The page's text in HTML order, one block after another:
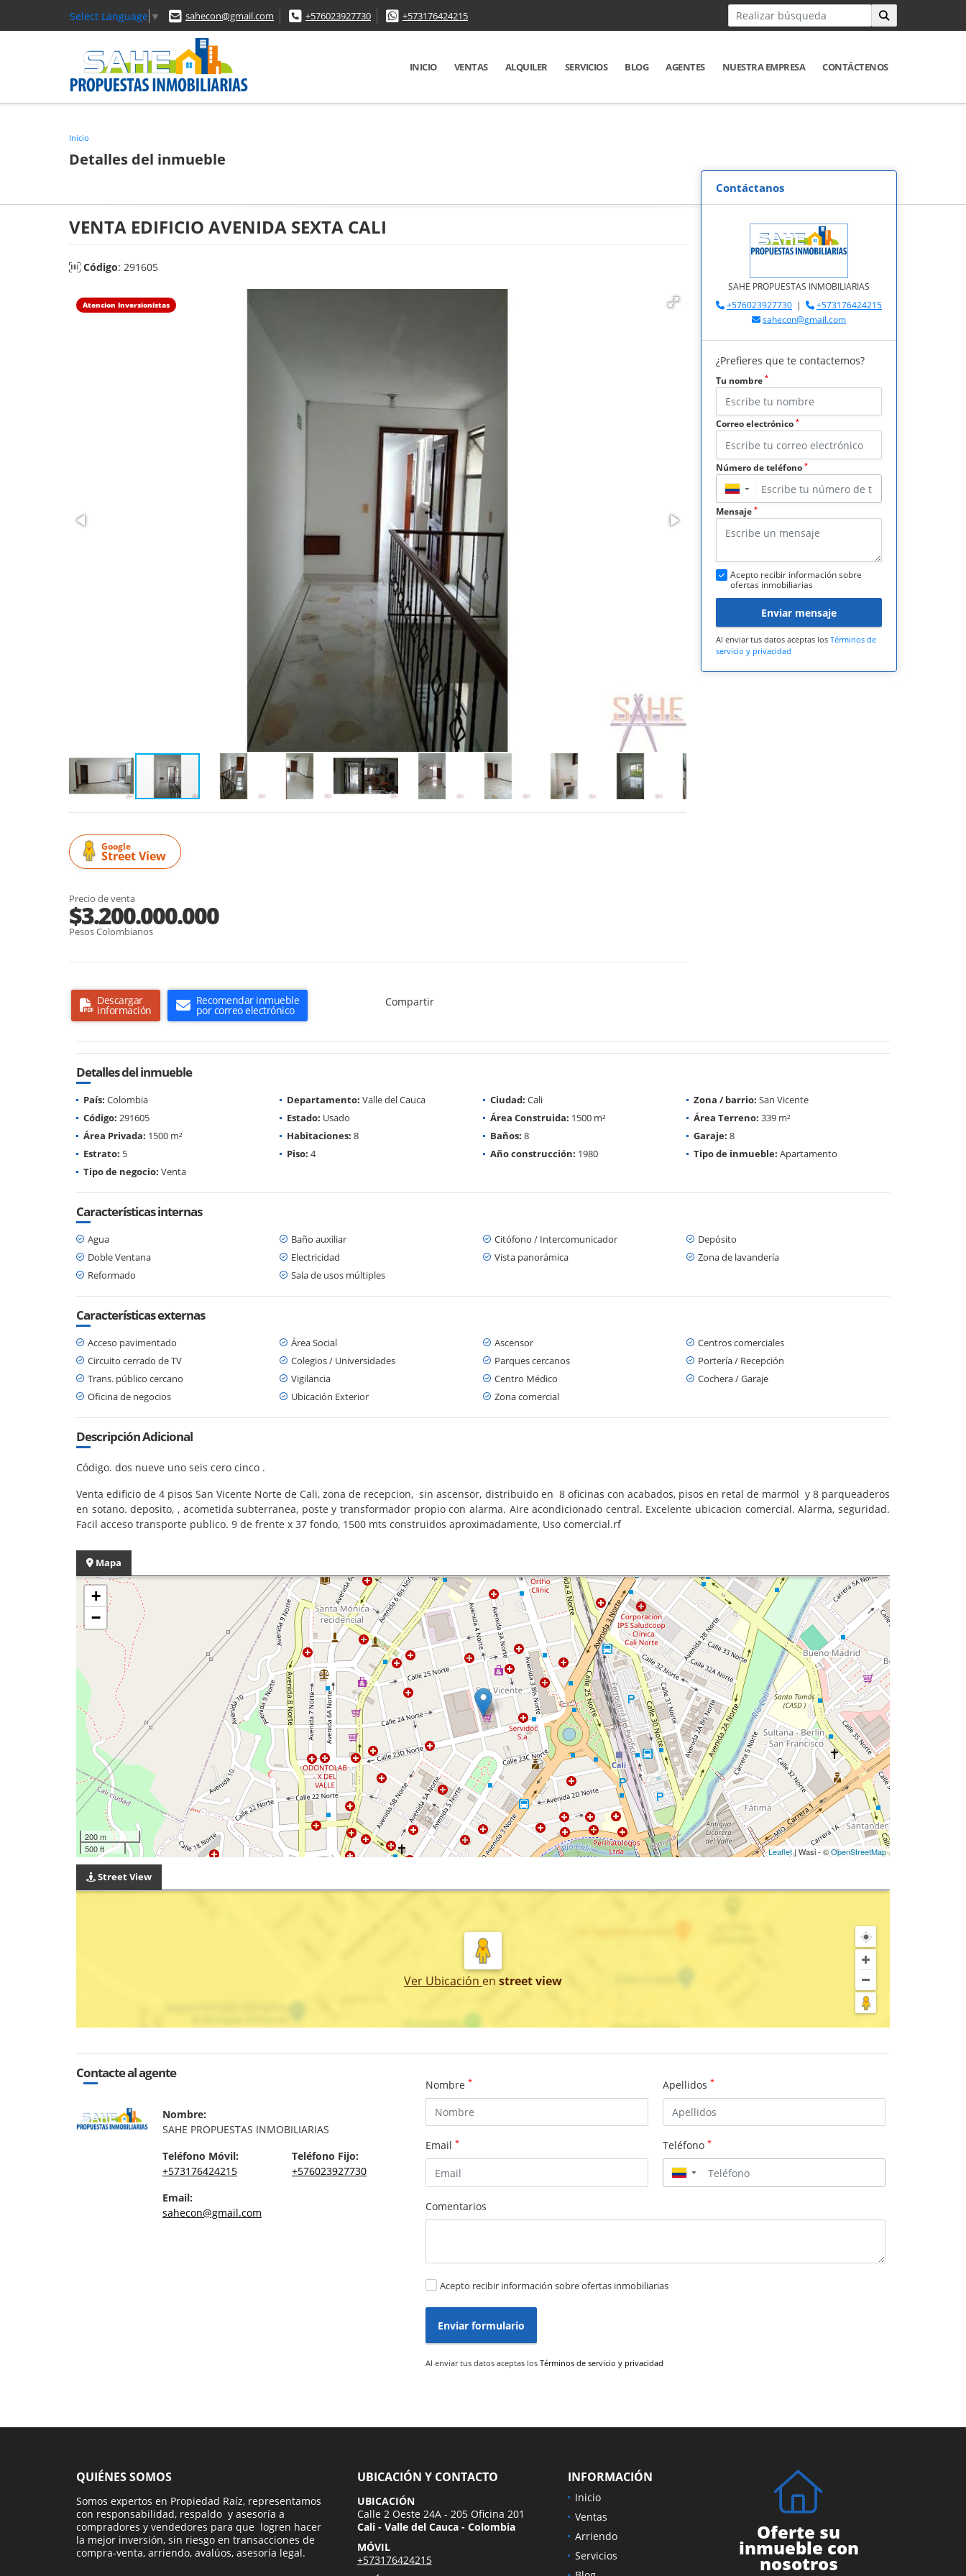
Select Language ▼ sahecon@gmail.com +576023927730 +573176424215
INICIO VENTAS ALQUILER SERVICIOS BLOG AGENTES NUESTRA EMPRESA CONTÁCTENOS
Inicio
Detalles del inmueble
VENTA EDIFICIO AVENIDA SEXTA CALI
Código: 291605
Atencion Inversionistas
Google
Street View
Precio de venta
$3.200.000.000
Pesos Colombianos
Descargar
información
Recomendar inmueble
por correo electrónico
Compartir
Contáctanos
SAHE PROPUESTAS INMOBILIARIAS
+576023927730 |
+573176424215
sahecon@gmail.com
¿Prefieres que te contactemos?
Tu nombre *
Correo electrónico *
Número de teléfono *
▼
Mensaje *
Acepto recibir información sobre
ofertas inmobiliarias
Enviar mensaje
Al enviar tus datos aceptas los Términos de
servicio y privacidad
Detalles del inmueble
País: Colombia Departamento: Valle del Cauca Ciudad: Cali Zona / barrio: San Vicente
Código: 291605 Estado: Usado Área Construida: 1500 m² Área Terreno: 339 m²
Área Privada: 1500 m² Habitaciones: 8 Baños: 8 Garaje: 8
Estrato: 5 Piso: 4 Año construcción: 1980 Tipo de inmueble: Apartamento
Tipo de negocio: Venta
Características internas
Agua Baño auxiliar Citófono / Intercomunicador
Depósito
Doble Ventana
Electricidad Vista panorámica
Zona de lavandería
Reformado
Sala de usos múltiples
Características externas
Acceso pavimentado Área Social Ascensor
Centros comerciales
Circuito cerrado de TV
Colegios / Universidades Parques cercanos
Portería / Recepción
Trans. público cercano
Vigilancia Centro Médico
Cochera / Garaje
Oficina de negocios
Ubicación Exterior Zona comercial
Descripción Adicional
Código. dos nueve uno seis cero cinco .
Venta edificio de 4 pisos San Vicente Norte de Cali, zona de recepcion, sin ascensor, distribuido en 8 oficinas con acabados, pisos en retal de marmol y 8 parqueaderos
en sotano. deposito, , acometida subterranea, poste y transformador propio con alarma. Aire acondicionado central. Excelente ubicacion comercial. Alarma, seguridad.
Facil acceso transporte publico. 9 de frente x 37 fondo, 1500 mts construidos aproximadamente, Uso comercial.rf
Mapa
+
−
200 m
500 ft
Leaflet| Wasi - ©OpenStreetMap
Street View
Ver Ubicación en street view
Contacte al agente
Nombre:
SAHE PROPUESTAS INMOBILIARIAS
Teléfono Móvil:
+573176424215
Teléfono Fijo:
+576023927730
Email:
sahecon@gmail.com
Nombre * Apellidos *
Email * Teléfono *
▼
Comentarios
Acepto recibir información sobre ofertas inmobiliarias
Enviar formulario
Al enviar tus datos aceptas los Términos de servicio y privacidad
QUIÉNES SOMOS
Somos expertos en Propiedad Raíz, representamos
con responsabilidad, respaldo y asesoría a
compradores y vendedores para que logren hacer
la mejor inversión, sin riesgo en transacciones de
compra-venta, arriendo, avalúos, asesoría legal.
UBICACIÓN Y CONTACTO
UBICACIÓN
Calle 2 Oeste 24A - 205 Oficina 201
Cali - Valle del Cauca - Colombia
MÓVIL
+573176424215
INFORMACIÓN
Inicio
Ventas
Arriendo
Servicios
Oferte su
inmueble con
nosotros